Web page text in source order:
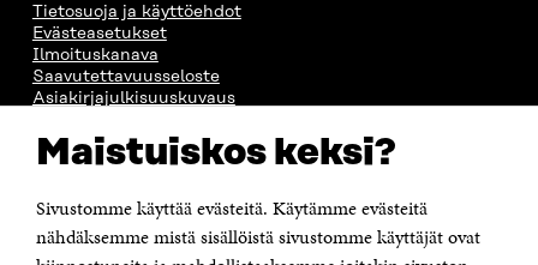
Maistuiskos keksi?
Sivustomme käyttää evästeitä. Käytämme evästeitä
nähdäksemme mistä sisällöistä sivustomme käyttäjät ovat
Tietosuoja ja käyttöehdot
Evästeasetukset
Ilmoituskanava
Saavutettavuusseloste
Asiakirjajulkisuuskuvaus
Suomen itsenäisyyden juhlarahasto Sitra
Itämerenkatu 11-13, PL 160,
00181 Helsinki